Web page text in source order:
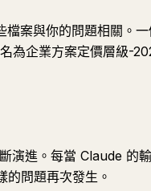
案與你的問題相關。
為企業方案定價層級-
進。每當 Claude 的
問題再次發生。